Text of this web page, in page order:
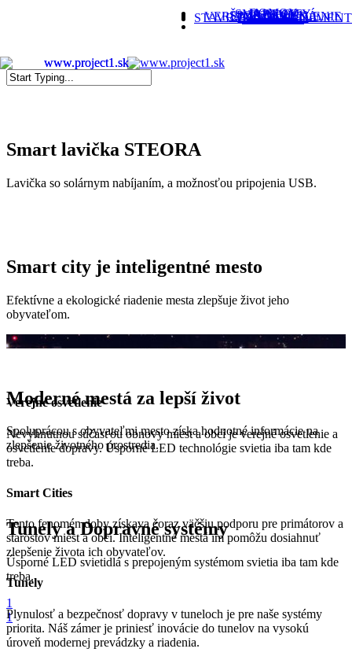
content
DOMOV
SMART CITY
TUNELY
ŠPORTOVISKÁ
VEREJNÉ OSVETLENIE
PRODUKTY
STAVBY A DEVELOPMENT
KONTAKT
facebook
instagram
Smart lavička STEORA
Lavička so solárnym nabíjaním, a možnosťou pripojenia USB.
Smart city je inteligentné mesto
Efektívne a ekologické riadenie mesta zlepšuje život jeho
obyvateľom.
Moderné mestá za lepší život
Spoluprácou s obyvateľmi mesto získa hodnotné informácie na
zlepšenie životného prostredia.
Tunely a Dopravné systémy
Úsporné LED svietidlá s prepojeným systémom svietia iba tam kde
treba.
1
1
Verejné osvetlenie
Nevyhnutnou súčasťou obnovy miest a obcí je verejné osvetlenie a
osvetlenie dopravy. Úsporné LED technológie svietia iba tam kde
treba.
Smart Cities
Tento fenomén doby získava čoraz väčšiu podporu pre primátorov a
starostov miest a obcí. Inteligentné mestá im pomôžu dosiahnuť
zlepšenie života ich obyvateľov.
Tunely
Plynulosť a bezpečnosť dopravy v tuneloch je pre naše systémy
priorita. Náš zámer je priniesť inovácie do tunelov na vysokú
úroveň modernej prevádzky a riadenia.